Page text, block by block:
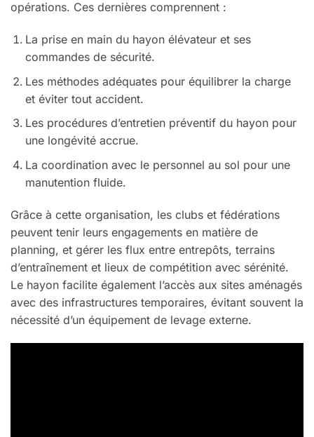
opérations. Ces dernières comprennent :
La prise en main du hayon élévateur et ses
commandes de sécurité.
Les méthodes adéquates pour équilibrer la charge
et éviter tout accident.
Les procédures d’entretien préventif du hayon pour
une longévité accrue.
La coordination avec le personnel au sol pour une
manutention fluide.
Grâce à cette organisation, les clubs et fédérations
peuvent tenir leurs engagements en matière de
planning, et gérer les flux entre entrepôts, terrains
d’entraînement et lieux de compétition avec sérénité.
Le hayon facilite également l’accès aux sites aménagés
avec des infrastructures temporaires, évitant souvent la
nécessité d’un équipement de levage externe.